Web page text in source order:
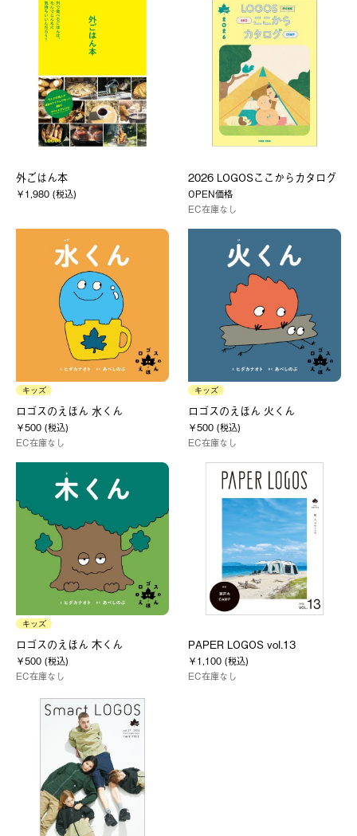
外ごはん本
￥1,980 (税込)
2026 LOGOSここからカタログ
OPEN価格
EC在庫なし
キッズ
ロゴスのえほん 水くん
￥500 (税込)
EC在庫なし
キッズ
ロゴスのえほん 火くん
￥500 (税込)
EC在庫なし
キッズ
ロゴスのえほん 木くん
￥500 (税込)
EC在庫なし
PAPER LOGOS vol.13
￥1,100 (税込)
EC在庫なし